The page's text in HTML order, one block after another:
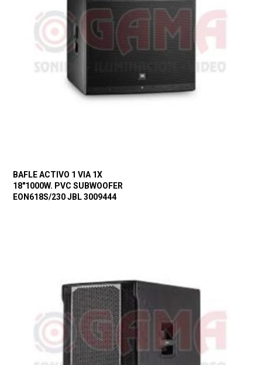
BAFLE ACTIVO 1 VIA 1X
18″1000W. PVC SUBWOOFER
EON618S/230 JBL 3009444